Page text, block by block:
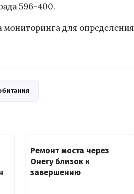
596-400.
мониторинга для определения
Ремонт моста через
Онегу близок к
завершению